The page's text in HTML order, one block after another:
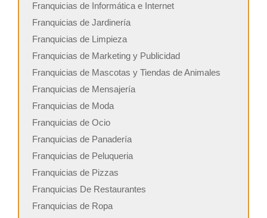
Franquicias de Informática e Internet
Franquicias de Jardinería
Franquicias de Limpieza
Franquicias de Marketing y Publicidad
Franquicias de Mascotas y Tiendas de Animales
Franquicias de Mensajería
Franquicias de Moda
Franquicias de Ocio
Franquicias de Panadería
Franquicias de Peluqueria
Franquicias de Pizzas
Franquicias De Restaurantes
Franquicias de Ropa